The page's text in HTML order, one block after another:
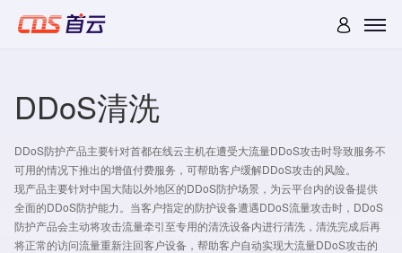
DDoS清洗
DDoS防护产品主要针对首都在线云主机在遭受大流量DDoS攻击时导致服务不
可用的情况下推出的增值付费服务，可帮助客户缓解DDoS攻击的风险。
现产品主要针对中国大陆以外地区的DDoS防护场景，为云平台内的设备提供
全面的DDoS防护能力。当客户指定的防护设备遭遇DDoS流量攻击时，DDoS
防护产品会主动将攻击流量牵引至专用的清洗设备内进行清洗，清洗完成后再
将正常的访问流量重新注回客户设备，帮助客户自动实现大流量DDoS攻击的